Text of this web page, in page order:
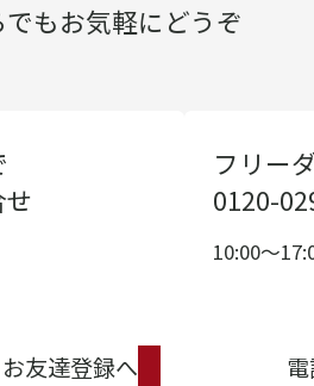
もお気軽にどうぞ
お友達登録へ
フリー
0120-
10:00〜